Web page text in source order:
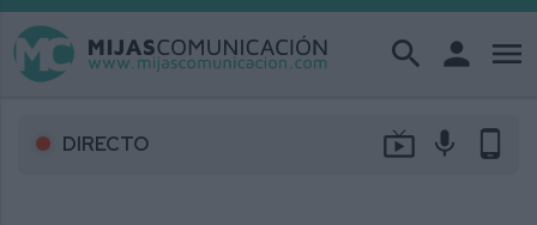
search person menu
DIRECTO live_tv mic phone_android